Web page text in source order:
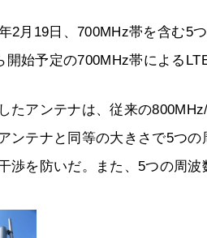
2月19日、700MHz帯を含む5
開始予定の700MHz帯による
たアンテナは、従来の
ンテナと同等の大きさで5つ
渉を防いだ。また、5つの周